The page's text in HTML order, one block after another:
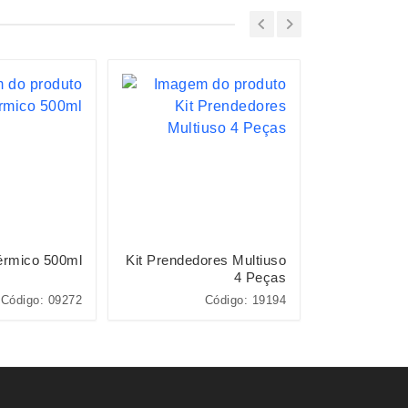
500ml
Código: 09272
Kit Prendedores Multiuso
4 Peças
Código: 19194